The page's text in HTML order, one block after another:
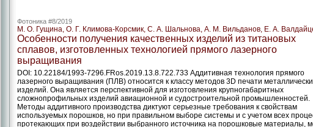
Фотоника #8/2019
М. О. Гущина, О. Г. Климова-Корсмик, С. А. Шальнова, А. М. Вильданов, Е. А.
Особенности получения качественных изделий из титановых
сплавов, изготовленных технологией прямого лазерного
выращивания
DOI: 10.22184/1993-7296.FRos.2019.13.8.722.733 Аддитивная технология прямого
лазерного выращивания (ПЛВ) относится к классу методов 3D печати
изделий. Она является перспективной для изготовления крупногабаритных
сложнопрофильных изделий авиационной и судостроительной промышленностей.
Методы аддитивного производства диктуют серьезные требования к свой­ствам
используемых порошков, но при правильном выборе системы и с учетом всех
протекающих при воздействии выбранного источника на порошковые материалы,